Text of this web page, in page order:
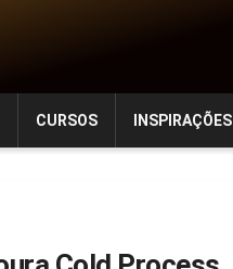
CURSOS INSPIRAÇÕES